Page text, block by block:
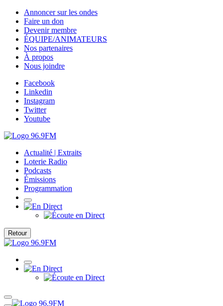
Annoncer sur les ondes
Faire un don
Devenir membre
ÉQUIPE/ANIMATEURS
Nos partenaires
À propos
Nous joindre
Facebook
Linkedin
Instagram
Twitter
Youtube
Actualité | Extraits
Loterie Radio
Podcasts
Émissions
Programmation
Retour